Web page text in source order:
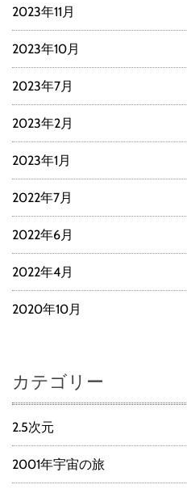
2023年11月
2023年10月
2023年7月
2023年2月
2023年1月
2022年7月
2022年6月
2022年4月
2020年10月
カテゴリー
2.5次元
2001年宇宙の旅